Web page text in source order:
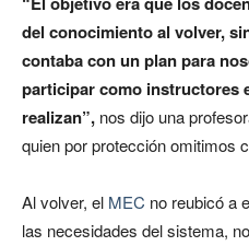
del conocimiento al volver,
contaba con un plan para
participar como instructores
realizan”, nos dijo una
quien por protección omitimos
Al volver, el MEC no reubicó a
las necesidades del sistema,